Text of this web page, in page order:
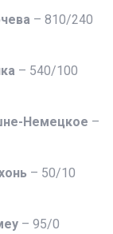
– 810/240
– 540/100
Немецкое –
– 50/10
– 95/0